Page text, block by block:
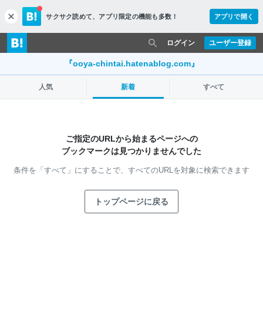
c
l
o
s
サクサク読めて、 アプリ限定の機能も多数！ アプリで開く
ユーザー登録
ログイン
『ooya-chintai.hatenablog.com』
人気 新着 すべて
ご指定のURLから始まるページへの
ブックマークは見つかりませんでした
条件を「すべて」にすることで、 すべてのURLを対象に検索できます
トップページに戻る